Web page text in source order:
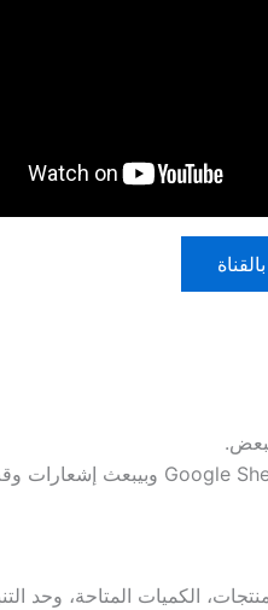
الكميات المتاحة، وحد